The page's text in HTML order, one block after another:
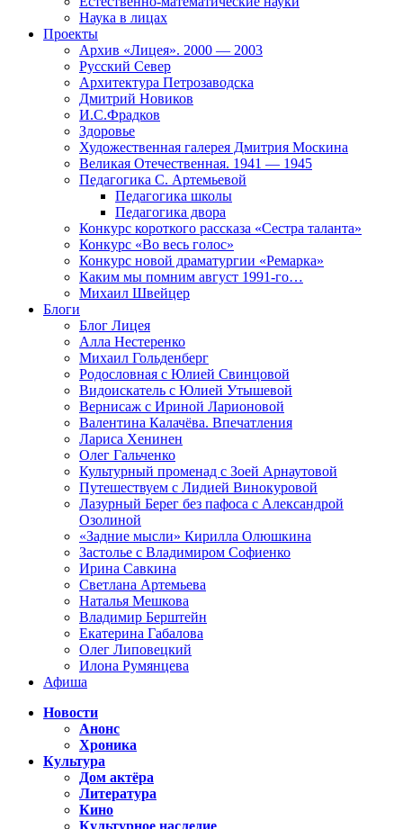
Наука в лицах
Проекты
Архив «Лицея». 2000 — 2003
Русский Север
Архитектура Петрозаводска
Дмитрий Новиков
И.С.Фрадков
Здоровье
Художественная галерея Дмитрия Москина
Великая Отечественная. 1941 — 1945
Педагогика С. Артемьевой
Педагогика школы
Педагогика двора
Конкурс короткого рассказа «Сестра таланта»
Конкурс «Во весь голос»
Конкурс новой драматургии «Ремарка»
Каким мы помним август 1991-го…
Михаил Швейцер
Блоги
Блог Лицея
Алла Нестеренко
Михаил Гольденберг
Родословная с Юлией Свинцовой
Видоискатель с Юлией Утышевой
Вернисаж с Ириной Ларионовой
Валентина Калачёва. Впечатления
Лариса Хенинен
Олег Гальченко
Культурный променад с Зоей Арнаутовой
Путешествуем с Лидией Винокуровой
Лазурный Берег без пафоса с Александрой
Озолиной
«Задние мысли» Кирилла Олюшкина
Застолье с Владимиром Софиенко
Ирина Савкина
Светлана Артемьева
Наталья Мешкова
Владимир Берштейн
Екатерина Габалова
Олег Липовецкий
Илона Румянцева
Афиша
Новости
Анонс
Хроника
Культура
Дом актёра
Литература
Кино